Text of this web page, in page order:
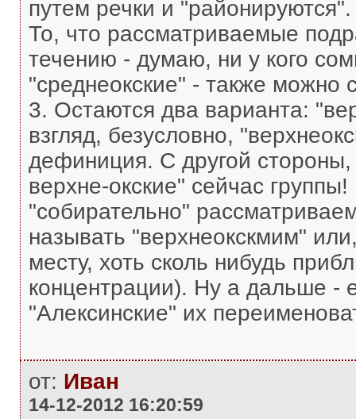
путем речки и "районируются".
То, что рассматриваемые
течению - думаю, ни у кого
"среднеокские" - также можно
3. Остаются два варианта:
взгляд, безусловно,
дефиниция. С другой
верхне-окские" сейчас
"собирательно"
называть "верхнеокскмим"
месту, хоть сколь нибудь
концентрации). Ну а дальше -
"Алексинские" их
от: Иван
14-12-2012 16:20:59